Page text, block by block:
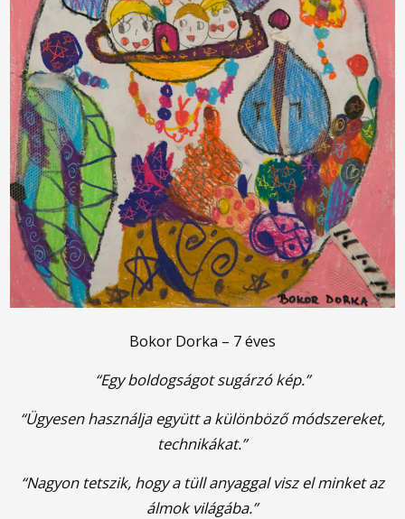
Bokor Dorka – 7 éves
“Egy boldogságot sugárzó kép.”
“Ügyesen használja együtt a különböző módszereket,
technikákat.”
“Nagyon tetszik, hogy a tüll anyaggal visz el minket az
álmok világába.”